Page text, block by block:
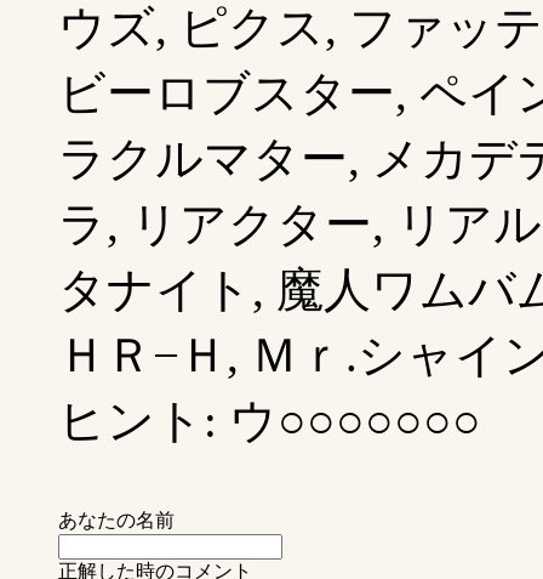
ウズ, ピクス, ファッ
ビーロブスター, ペイ
ラクルマター, メカデ
ラ, リアクター, リア
タナイト, 魔人ワムバ
ＨＲ−Ｈ, Ｍｒ.シャイ
ヒント: ウ○○○○○○○
あなたの名前
正解した時のコメント